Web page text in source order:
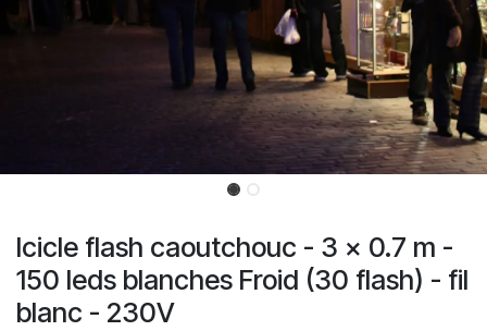
Icicle flash caoutchouc - 3 x 0.7 m -
150 leds blanches Froid (30 flash) - fil
blanc - 230V